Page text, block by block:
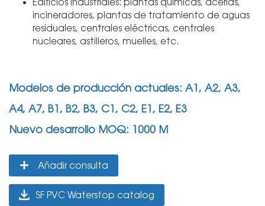
Edificios industriales: plantas químicas, acerías,
incineradores, plantas de tratamiento de aguas
residuales, centrales eléctricas, centrales
nucleares, astilleros, muelles, etc.
Modelos de producción actuales: A1, A2, A3,
A4, A7, B1, B2, B3, C1, C2, E1, E2, E3
Nuevo desarrollo MOQ: 1000 M
Añadir consulta
SF PVC Waterstop catalog